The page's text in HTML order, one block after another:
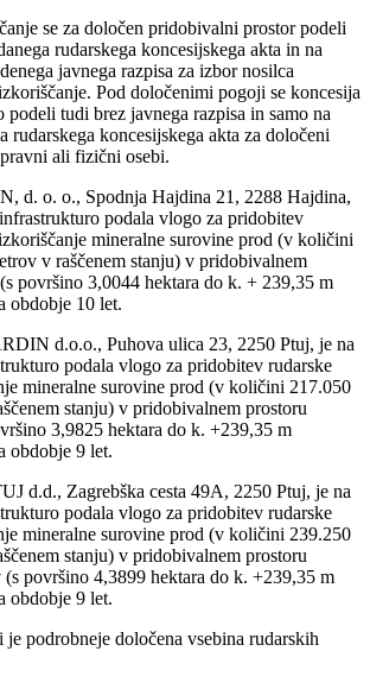
se za določen pridobivalni prostor podeli
rudarskega koncesijskega akta in na
javnega razpisa za izbor nosilca
Pod določenimi pogoji se koncesija
podeli tudi brez javnega razpisa in samo na
rudarskega koncesijskega akta za določeni
ali fizični osebi.
d. o. o., Spodnja Hajdina 21, 2288 Hajdina,
podala vlogo za pridobitev
mineralne surovine prod (v količini
v raščenem stanju) v pridobivalnem
površino 3,0044 hektara do k. + 239,35 m
obdobje 10 let.
d.o.o., Puhova ulica 23, 2250 Ptuj, je na
podala vlogo za pridobitev rudarske
mineralne surovine prod (v količini 217.050
stanju) v pridobivalnem prostoru
3,9825 hektara do k. +239,35 m
obdobje 9 let.
d.d., Zagrebška cesta 49A, 2250 Ptuj, je na
podala vlogo za pridobitev rudarske
mineralne surovine prod (v količini 239.250
stanju) v pridobivalnem prostoru
(s površino 4,3899 hektara do k. +239,35 m
obdobje 9 let.
podrobneje določena vsebina rudarskih